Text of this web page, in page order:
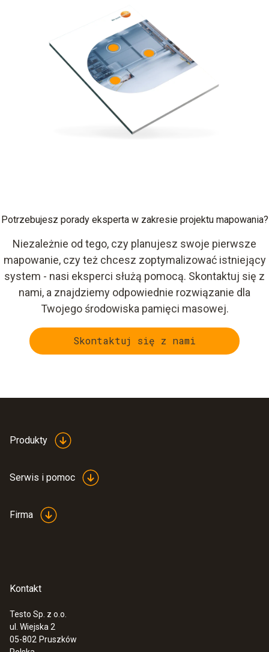
Potrzebujesz porady eksperta w zakresie projektu mapowania?
Niezależnie od tego, czy planujesz swoje pierwsze
mapowanie, czy też chcesz zoptymalizować istniejący
system - nasi eksperci służą pomocą. Skontaktuj się z
nami, a znajdziemy odpowiednie rozwiązanie dla
Twojego środowiska pamięci masowej.
Skontaktuj się z nami
Produkty
Serwis i pomoc
Firma
Kontakt
Testo Sp. z o.o.
ul. Wiejska 2
05-802 Pruszków